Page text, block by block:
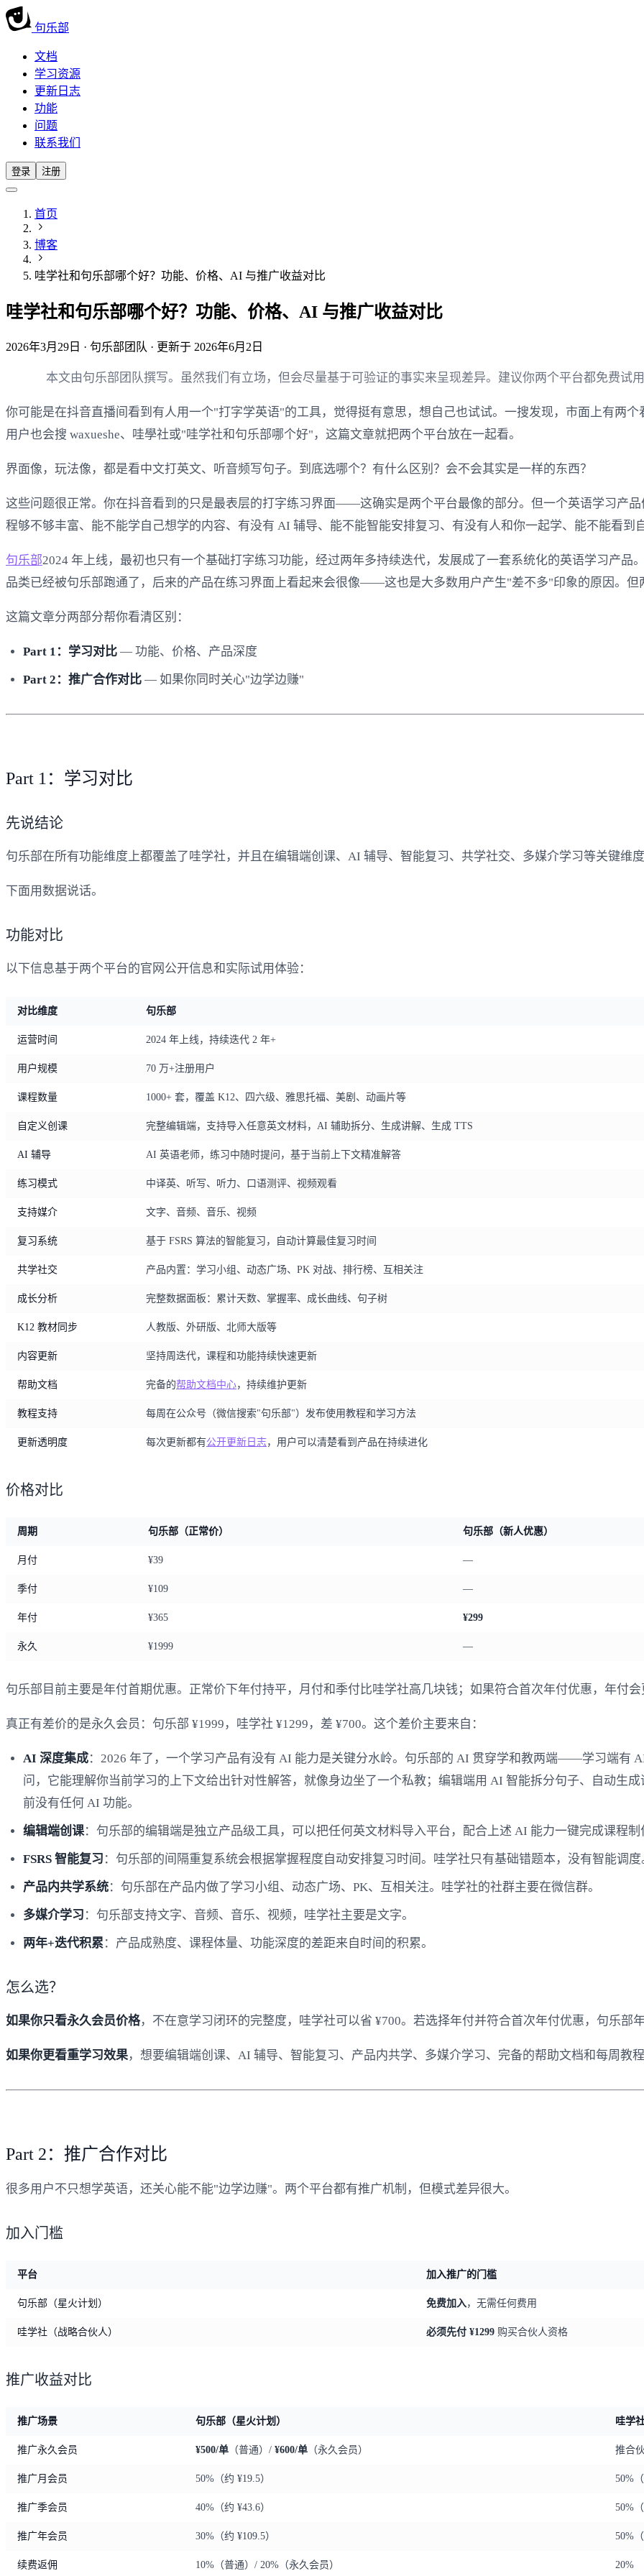
句乐部
文档
学习资源
更新日志
功能
问题
联系我们
登录 注册
首页
博客
哇学社和句乐部哪个好？功能、价格、AI 与推广收益对比
哇学社和句乐部哪个好？功能、价格、AI 与推广收益对比
2026年3月29日 · 句乐部团队 · 更新于 2026年6月2日
本文由句乐部团队撰写。虽然我们有立场，但会尽量基于可验证的事实来呈现差异。建议你两个平台都免费试用
你可能是在抖音直播间看到有人用一个"打字学英语"的工具，觉得挺有意思，想自己也试试。一搜发现，市面上有两
用户也会搜 waxueshe、哇學社或"哇学社和句乐部哪个好"，这篇文章就把两个平台放在一起看。
界面像，玩法像，都是看中文打英文、听音频写句子。到底选哪个？有什么区别？会不会其实是一样的东西？
这些问题很正常。你在抖音看到的只是最表层的打字练习界面——这确实是两个平台最像的部分。但一个英语学习产
程够不够丰富、能不能学自己想学的内容、有没有 AI 辅导、能不能智能安排复习、有没有人和你一起学、能不能看到
句乐部2024 年上线，最初也只有一个基础打字练习功能，经过两年多持续迭代，发展成了一套系统化的英语学习产品
品类已经被句乐部跑通了，后来的产品在练习界面上看起来会很像——这也是大多数用户产生"差不多"印象的原因。但
这篇文章分两部分帮你看清区别：
Part 1：学习对比 — 功能、价格、产品深度
Part 2：推广合作对比 — 如果你同时关心"边学边赚"
Part 1：学习对比
先说结论
句乐部在所有功能维度上都覆盖了哇学社，并且在编辑端创课、AI 辅导、智能复习、共学社交、多媒介学习等关键维
下面用数据说话。
功能对比
以下信息基于两个平台的官网公开信息和实际试用体验：
对比维度 句乐部
运营时间 2024 年上线，持续迭代 2 年+
用户规模 70 万+注册用户
课程数量 1000+ 套，覆盖 K12、四六级、雅思托福、美剧、动画片等
自定义创课 完整编辑端，支持导入任意英文材料，AI 辅助拆分、生成讲解、生成 TTS
AI 辅导 AI 英语老师，练习中随时提问，基于当前上下文精准解答
练习模式 中译英、听写、听力、口语测评、视频观看
支持媒介 文字、音频、音乐、视频
复习系统 基于 FSRS 算法的智能复习，自动计算最佳复习时间
共学社交 产品内置：学习小组、动态广场、PK 对战、排行榜、互相关注
成长分析 完整数据面板：累计天数、掌握率、成长曲线、句子树
K12 教材同步 人教版、外研版、北师大版等
内容更新 坚持周迭代，课程和功能持续快速更新
帮助文档 完备的帮助文档中心，持续维护更新
教程支持 每周在公众号（微信搜索"句乐部"）发布使用教程和学习方法
更新透明度 每次更新都有公开更新日志，用户可以清楚看到产品在持续进化
价格对比
周期 句乐部（正常价） 句乐部（新人优惠）
月付 ¥39 —
季付 ¥109 —
年付 ¥365 ¥299
永久 ¥1999 —
句乐部目前主要是年付首期优惠。正常价下年付持平，月付和季付比哇学社高几块钱；如果符合首次年付优惠，年付会
真正有差价的是永久会员：句乐部 ¥1999，哇学社 ¥1299，差 ¥700。这个差价主要来自：
AI 深度集成：2026 年了，一个学习产品有没有 AI 能力是关键分水岭。句乐部的 AI 贯穿学和教两端——学习端有
问，它能理解你当前学习的上下文给出针对性解答，就像身边坐了一个私教；编辑端用 AI 智能拆分句子、自动生
前没有任何 AI 功能。
编辑端创课：句乐部的编辑端是独立产品级工具，可以把任何英文材料导入平台，配合上述 AI 能力一键完成课程
FSRS 智能复习 ：句乐部的间隔重复系统会根据掌握程度自动安排复习时间。哇学社只有基础错题本，没有智能调度
产品内共学系统：句乐部在产品内做了学习小组、动态广场、PK、互相关注。哇学社的社群主要在微信群。
多媒介学习 ：句乐部支持文字、音频、音乐、视频，哇学社主要是文字。
两年+迭代积累 ：产品成熟度、课程体量、功能深度的差距来自时间的积累。
怎么选？
如果你只看永久会员价格，不在意学习闭环的完整度，哇学社可以省 ¥700。若选择年付并符合首次年付优惠，句乐部
如果你更看重学习效果，想要编辑端创课、AI 辅导、智能复习、产品内共学、多媒介学习、完备的帮助文档和每周教
Part 2：推广合作对比
很多用户不只想学英语，还关心能不能"边学边赚"。两个平台都有推广机制，但模式差异很大。
加入门槛
平台 加入推广的门槛
句乐部（星火计划） 免费加入 ，无需任何费用
哇学社（战略合伙人） 必须先付 ¥1299 购买合伙人资格
推广收益对比
推广场景 句乐部（星火计划） 哇学
推广永久会员 ¥500/单 （普通）/ ¥600/单 （永久会员） 推合
推广月会员 50%（约 ¥19.5） 50%
推广季会员 40%（约 ¥43.6） 50%
推广年会员 30%（约 ¥109.5） 50%
续费返佣 10%（普通）/ 20%（永久会员） 20%